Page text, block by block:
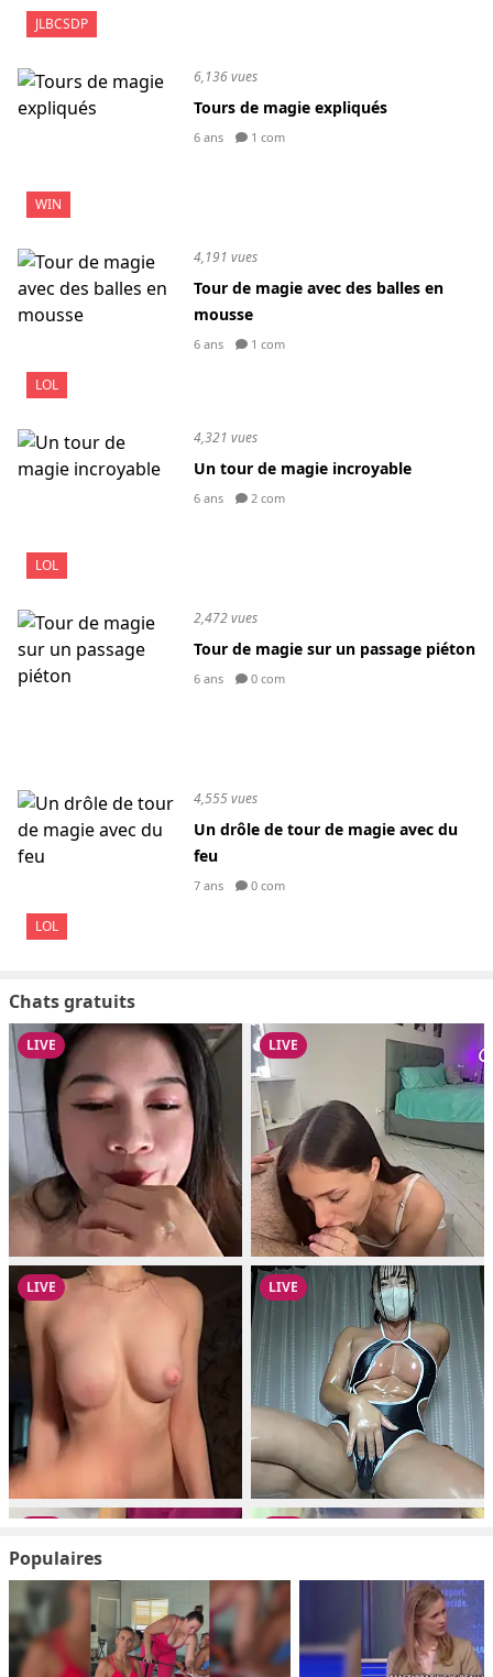
JLBCSDP
WIN
6,136 vues
Tours de magie expliqués
6 ans 1 com
LOL
4,191 vues
Tour de magie avec des balles en
mousse
6 ans 1 com
LOL
4,321 vues
Un tour de magie incroyable
6 ans 2 com
2,472 vues
Tour de magie sur un passage piéton
6 ans 0 com
LOL
4,555 vues
Un drôle de tour de magie avec du
feu
7 ans 0 com
Chats gratuits
Populaires